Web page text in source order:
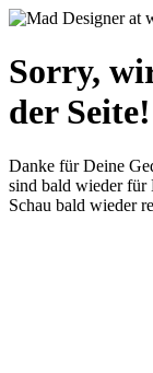
Sorry,
der Seite!
Danke für Deine
sind bald wieder für
Schau bald wieder